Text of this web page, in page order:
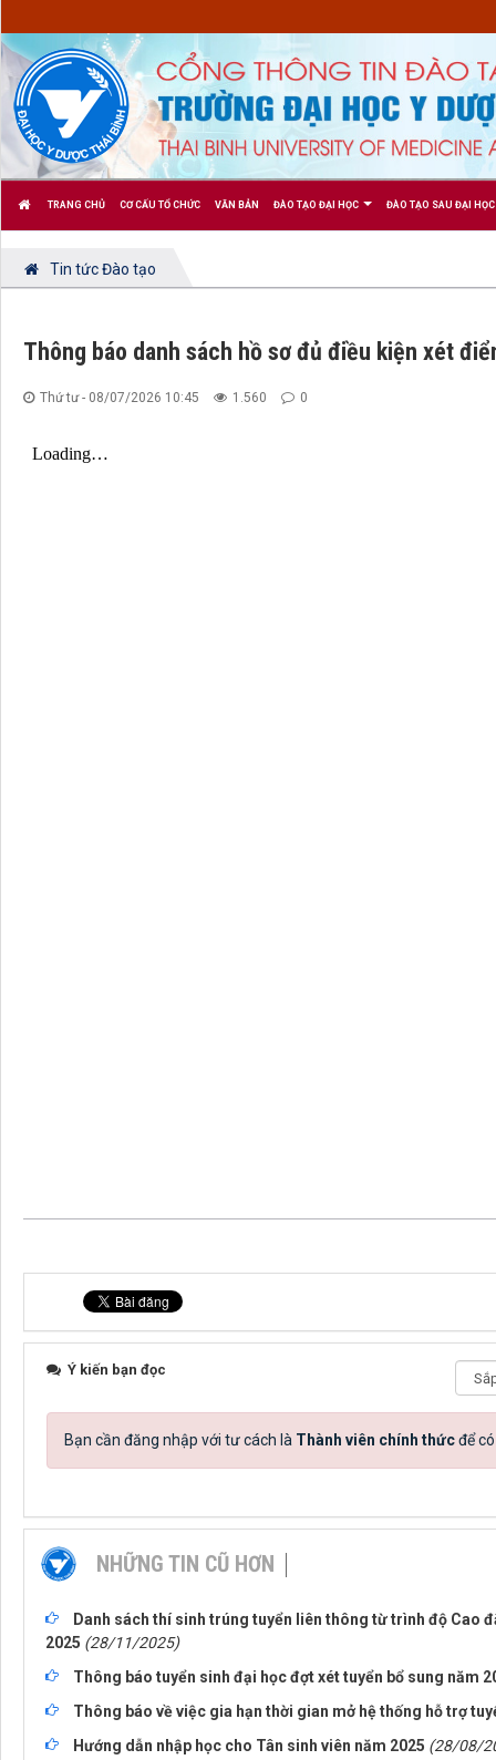
TRANG CHỦ CƠ CẤU TỔ CHỨC VĂN BẢN ĐÀO TẠO ĐẠI HỌC ĐÀO TẠO SAU ĐẠI HỌC
Tin tức Đào tạo
Thông báo danh sách hồ sơ đủ điều kiện xét
Thứ tư - 08/07/2026 10:45 1.560 0
Ý kiến bạn đọc
Bạn cần đăng nhập với tư cách là Thành viên chính thứcđể
NHỮNG TIN CŨ HƠN
Danh sách thí sinh trúng tuyển liên thông từ trình độ Cao
2025 (28/11/2025)
Thông báo tuyển sinh đại học đợt xét tuyển bổ sung năm
Thông báo về việc gia hạn thời gian mở hệ thống hỗ trợ
Hướng dẫn nhập học cho Tân sinh viên năm 2025 (28/08/